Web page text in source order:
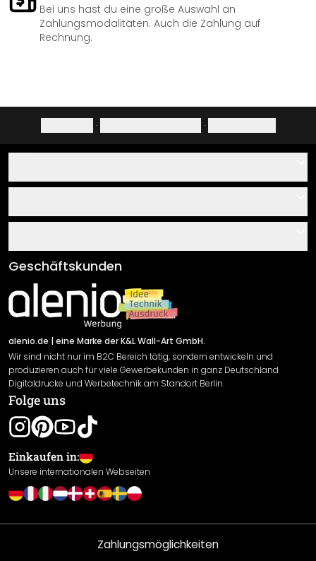
Bei uns hast du eine große Auswahl an
Zahlungsmodalitäten. Auch die Zahlung auf
Rechnung.
· ·
Über uns
Klebe- und Montageanleitungen
Newsletter An-/Abmeldung
Sendungsverfolgung
AGB
Impressum
Versand & Zahlung
Rücksendung
Widerrufsrecht
Datenschutzerklärung
Gewährleistung
Leistungserklärung / CE-Zeichen
Cookie Einstellungen
Geschäftskunden
alenio.de | eine Marke der K&L Wall-Art GmbH.
Wir sind nicht nur im B2C Bereich tätig, sondern entwickeln und
produzieren auch für viele Gewerbekunden in ganz Deutschland
Digitaldrucke und Werbetechnik am Standort Berlin.
Folge uns
Einkaufen in:
Unsere internationalen Webseiten
Zahlungsmöglichkeiten